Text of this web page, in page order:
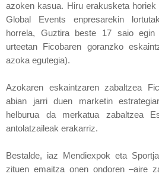
azoken kasua. Hiru erakusketa
Global Events enpresarekin
horrela, Guztira beste 17 saio
urteetan Ficobaren goranzko
azoka egutegia).
Azokaren eskaintzaren zabaltzea
abian jarri duen marketin
helburua da merkatua zabaltzea
antolatzaileak erakarriz.
Bestalde, iaz Mendiexpok eta
zituen emaitza onen ondoren –aire